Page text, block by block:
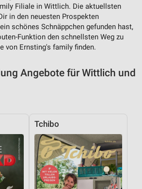
Filiale in Wittlich. Die aktuellsten
in den neuesten Prospekten
schönes Schnäppchen gefunden hast,
Funktion den schnellsten Weg zu
von Ernsting's family finden.
Angebote für Wittlich und
Tchibo
für personalisierte
zur Auswahl
zur Personalisierung
zur Auswahl
von Inhalten
durch Statistiken oder
Daten aus verschiedenen